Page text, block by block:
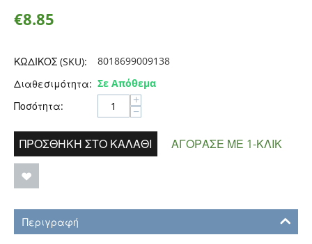
€8.85
ΚΩΔΙΚΟΣ (SKU):
8018699009138
Διαθεσιμότητα: Σε Απόθεμα
Ποσότητα:
+
−
ΠΡΟΣΘΉΚΗ ΣΤΟ ΚΑΛΆΘΙ ΑΓΌΡΑΣΕ ΜΕ 1-ΚΛΙΚ
Περιγραφή